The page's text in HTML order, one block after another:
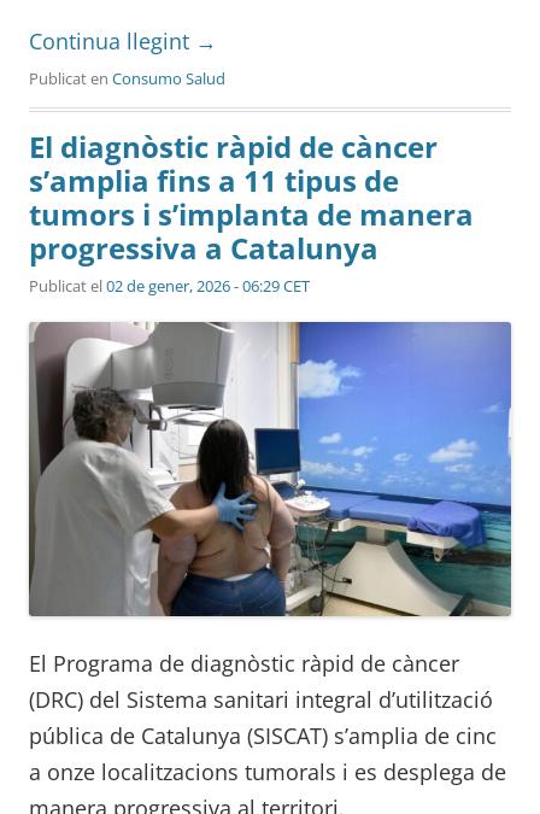
Continua llegint →
Publicat en Consumo Salud
El diagnòstic ràpid de càncer
s’amplia fins a 11 tipus de
tumors i s’implanta de manera
progressiva a Catalunya
Publicat el02 de gener, 2026 - 06:29 CET
El Programa de diagnòstic ràpid de càncer
(DRC) del Sistema sanitari integral d’utilització
pública de Catalunya (SISCAT) s’amplia de cinc
a onze localitzacions tumorals i es desplega de